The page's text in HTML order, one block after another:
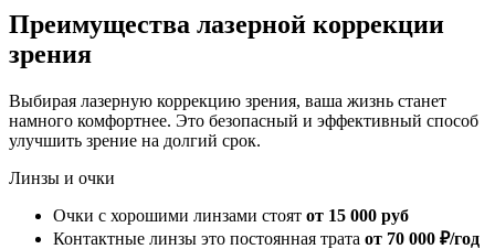
Преимущества лазерной коррекции
зрения
Выбирая лазерную коррекцию зрения, ваша жизнь станет
намного комфортнее. Это безопасный и эффективный способ
улучшить зрение на долгий срок.
Линзы и очки
Очки с хорошими линзами стоят от 15 000 руб
Контактные линзы это постоянная трата от 70 000 ₽/год